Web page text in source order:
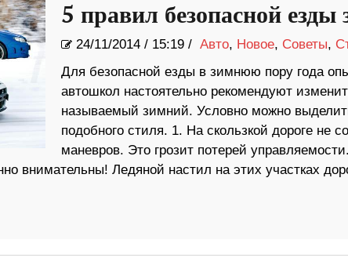
5 правил безопасной езды
24/11/2014/ 15:19 / Авто, Новое, Советы,
Для безопасной езды в зимнюю пору года
автошкол настоятельно рекомендуют
называемый зимний. Условно можно
подобного стиля. 1. На скользкой дороге не
маневров. Это грозит потерей
внимательны! Ледяной настил на этих участках